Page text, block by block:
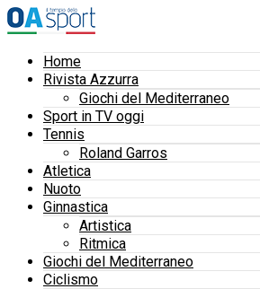
Home
Rivista Azzurra
Giochi del Mediterraneo
Sport in TV oggi
Tennis
Roland Garros
Atletica
Nuoto
Ginnastica
Artistica
Ritmica
Giochi del Mediterraneo
Ciclismo